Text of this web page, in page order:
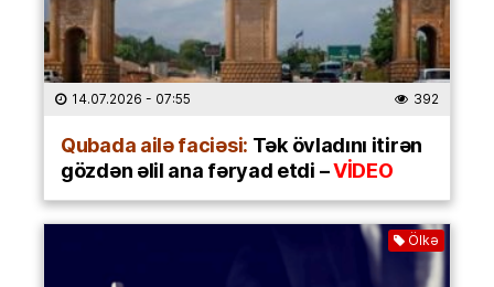
14.07.2026 - 07:55 392
Qubada ailə faciəsi: Tək övladını itirən
gözdən əlil ana fəryad etdi –VİDEO
Ölkə